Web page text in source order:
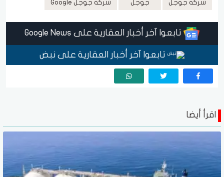
شركة جوجل جوجل شركة جوجل Google
تابعوا آخر أخبار العقارية على Google News
تابعوا آخر أخبار العقارية على نبض
اقرأ أيضا